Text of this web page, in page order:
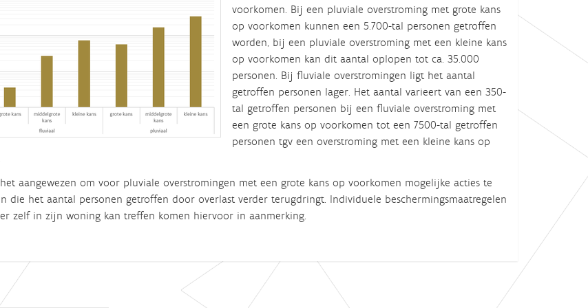
voorkomen. Bij een pluviale overstroming met grote kans
op voorkomen kunnen een 5. 700-tal personen getroffen
worden, bij een pluviale overstroming met een kleine kans
op voorkomen kan dit aantal oplopen tot ca. 35.000
personen. Bij fluviale overstromingen ligt het aantal
getroffen personen lager. Het aantal varieert van een 350-
tal getroffen personen bij een fluviale overstroming met
een grote kans op voorkomen tot een 7500-tal getroffen
personen tgv een overstroming met een kleine kans op
aangewezen om voor pluviale overstromingen met een grote kans op voorkomen mogelijke acties te
die het aantal personen getroffen door overlast verder terugdringt. Individuele beschermingsmaatregelen
zelf in zijn woning kan treffen komen hiervoor in aanmerking.